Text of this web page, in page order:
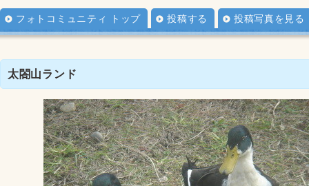
フォトコミュニティ トップ 投稿する 投稿写真を見る
太閤山ランド